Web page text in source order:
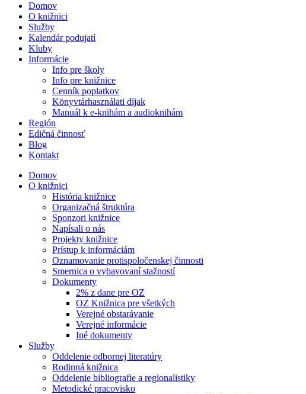
Domov
O knižnici
Služby
Kalendár podujatí
Kluby
Informácie
Info pre školy
Info pre knižnice
Cenník poplatkov
Könyvtárhasználati díjak
Manuál k e-knihám a audioknihám
Región
Edičná činnosť
Blog
Kontakt
Domov
O knižnici
História knižnice
Organizačná štruktúra
Sponzori knižnice
Napísali o nás
Projekty knižnice
Prístup k informáciám
Oznamovanie protispoločenskej činnosti
Smernica o vybavovaní stažností
Dokumenty
2% z dane pre OZ
OZ Knižnica pre všetkých
Verejné obstarávanie
Verejné informácie
Iné dokumenty
Služby
Oddelenie odbornej literatúry
Rodinná knižnica
Oddelenie bibliografie a regionalistiky
Metodické pracovisko